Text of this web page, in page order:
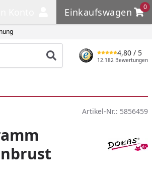
Einkaufswagen
0
Einkaufswagen
Produkt suchen
4,80 / 5
12.182 Bewertungen
Artikel-Nr.: 5856459